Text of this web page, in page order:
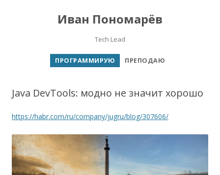
Иван Пономарёв
Tech Lead
Перейти к содержимому
ПРОГРАММИРУЮ ПРЕПОДАЮ
Java DevTools: модно не значит хорошо
https://habr.com/ru/company/jugru/blog/307606/